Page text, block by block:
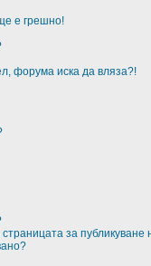
е грешно!
форума иска да вляза?!
за